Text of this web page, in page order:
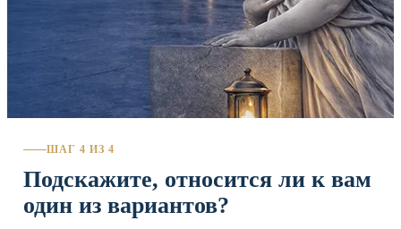
ШАГ 4 ИЗ 4
Подскажите, относится ли к вам
один из вариантов?